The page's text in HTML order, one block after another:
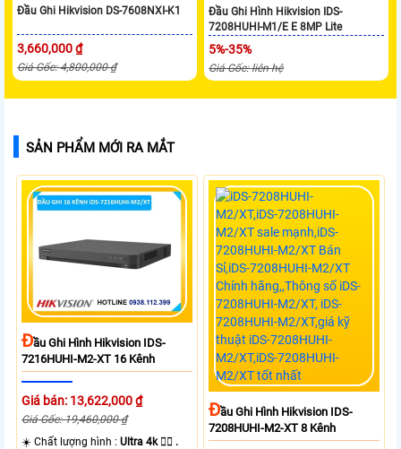
Đầu Ghi Hikvision DS-7608NXI-K1
3,660,000 ₫
Giá Gốc: 4,800,000 ₫
Đầu Ghi Hình Hikvision IDS-
7208HUHI-M1/E E 8MP Lite
5%-35%
Giá Gốc: liên hệ
SẢN PHẨM MỚI RA MẮT
ĐẦu Ghi Hình Hikvision IDS-
7216HUHI-M2-XT 16 Kênh
Giá bán: 13,622,000 ₫
Giá Gốc: 19,460,000 ₫
☀️ Chất lượng hình :Ultra 4k 👍🏾 .
ĐẦu Ghi Hình Hikvision IDS-
7208HUHI-M2-XT 8 Kênh